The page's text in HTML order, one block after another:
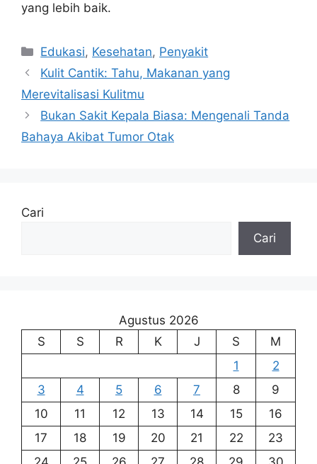
yang lebih baik.
Kategori
Edukasi, Kesehatan, Penyakit
Kulit Cantik: Tahu, Makanan yang
Merevitalisasi Kulitmu
Bukan Sakit Kepala Biasa: Mengenali Tanda
Bahaya Akibat Tumor Otak
Cari
Cari
Agustus 2026
S
S R K J S
M
1
2
3
4 5 6 7 8
9
10
11 12 13 14 15
16
17
18 19 20 21 22
23